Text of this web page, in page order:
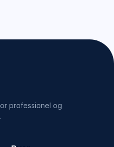
professionel og